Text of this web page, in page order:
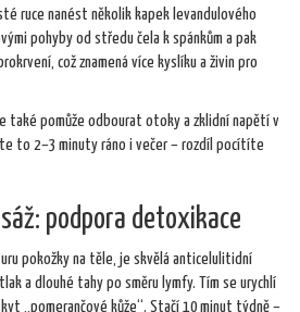
ruce nanést několik kapek levandulového
pohyby od středu čela k spánkům a pak
což znamená více kyslíku a živin pro
také pomůže odbourat otoky a zklidní napětí v
to 2–3 minuty ráno i večer – rozdíl pocítíte
podpora detoxikace
pokožky na těle, je skvělá anticelulitidní
a dlouhé tahy po směru lymfy. Tím se urychlí
„pomerančové kůže“. Stačí 10 minut týdně –